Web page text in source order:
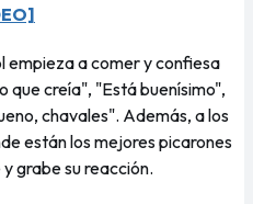
empieza a comer y confiesa
que creía", "Está buenísimo",
chavales". Además, a los
están los mejores picarones
grabe su reacción.